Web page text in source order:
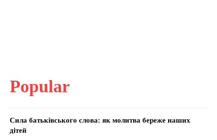
Popular
Сила батьківського слова: як молитва береже наших
дітей